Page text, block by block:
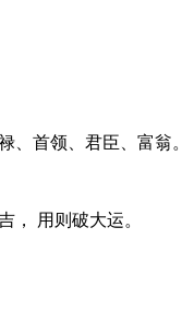
首领、君臣、富翁。
用则破大运。